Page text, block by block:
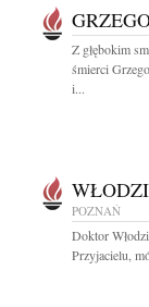
Z głębokim
śmierci
i...
POZNAŃ
Doktor
Przyjacielu,